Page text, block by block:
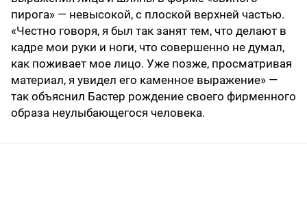
пирога» — невысокой, с плоской верхней частью.
«Честно говоря, я был так занят тем, что делают в
кадре мои руки и ноги, что совершенно не думал,
как поживает мое лицо. Уже позже, просматривая
материал, я увидел его каменное выражение» —
так объяснил Бастер рождение своего фирменного
образа неулыбающегося человека.